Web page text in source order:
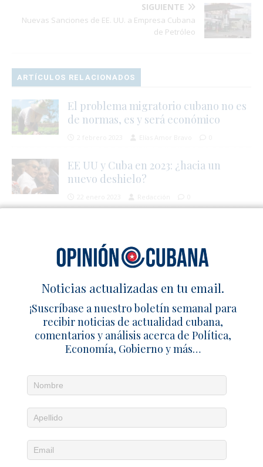
SIGUIENTE
Nuevas Sanciones de EE. UU. a Empresa Cubana
de Petróleo
ARTÍCULOS RELACIONADOS
El problema migratorio cubano no es
de normas, es y será económico
EE UU y Cuba en 2023: ¿hacia un
nuevo deshielo?
5 agosto 2025 Abel Santiago Francis Acea
1 TRACKBACK / PINGBACK
EE.UU. exhibe músculo militar en Guantánamo – Cuba en
Familia
Deja un comentario
Noticias actualizadas en tu email.
¡Suscríbase a nuestro boletín semanal para
recibir noticias de actualidad cubana,
comentarios y análisis acerca de Política,
Economía, Gobierno y más…